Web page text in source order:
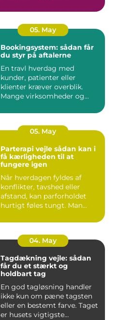
05. May
Bookingsystem: sådan får
du styr på aftalerne
En travl hverdag med
kunder, patienter eller
klienter kræver overblik.
Mange virksomheder og
05. May
Parterapi vejle sådan kan i
få kærligheden til at
fungere igen
Når hverdagen fyldes af
konflikter, tavshed eller
afstand, kan parforholdet
hurtigt føles tungt. Man...
04. May
Tagdækning vejle: sådan
får du et stærkt og
holdbart tag
En god tagløsning handler
ikke kun om pæne tagsten
eller en bestemt farve. Taget
er husets vigtigste...